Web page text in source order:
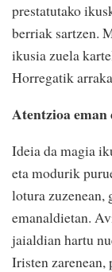
prestatutako
berriak sartzen.
ikusia zuela
Horregatik
Atentzioa
Ideia da magia
eta modurik
lotura zuzenean,
emanaldietan.
jaialdian hartu
Iristen zarenean,